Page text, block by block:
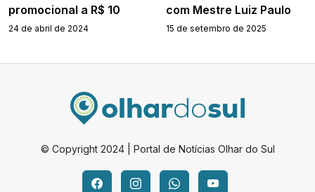
promocional a R$ 10
24 de abril de 2024
com Mestre Luiz Paulo
15 de setembro de 2025
© Copyright 2024 | Portal de Notícias Olhar do Sul